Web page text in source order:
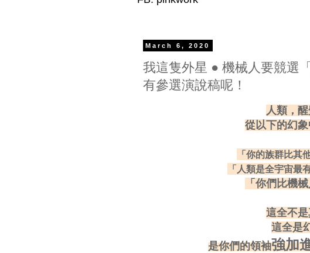
March 6, 2020
我這隻外星 ● 機械人要競選
有參選演說稿呢！
人類，醒
從以下的幻象
「你的族群比其
「人類是全宇宙最
「你們比機
這全不是
這全是
是你們的領袖強加